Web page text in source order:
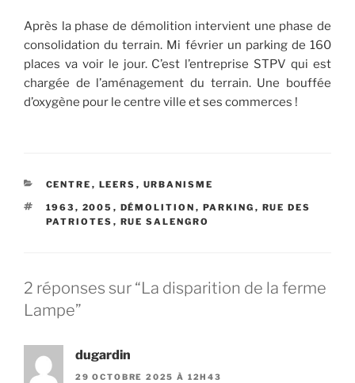
Après la phase de démolition intervient une phase de
consolidation du terrain. Mi février un parking de 160
places va voir le jour. C’est l’entreprise STPV qui est
chargée de l’aménagement du terrain. Une bouffée
d’oxygène pour le centre ville et ses commerces !
CATÉGORIES
CENTRE , LEERS , URBANISME
ÉTIQUETTES
1963 , 2005 , DÉMOLITION , PARKING , RUE DES
PATRIOTES , RUE SALENGRO
2 réponses sur “La disparition de la ferme
Lampe”
dugardin
29 OCTOBRE 2025 À 12H43